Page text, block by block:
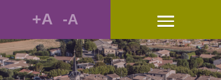
+A -A